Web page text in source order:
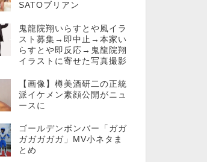
SATOブリアン
鬼龍院翔いらすとや風イラ
スト募集→即中止→本家い
らすとや即反応→鬼龍院翔
イラストに寄せた写真撮影
【画像】樽美酒研二の正統
派イケメン素顔公開がニュ
ースに
ゴールデンボンバー「ガガ
ガガガガガ」MV小ネタま
とめ